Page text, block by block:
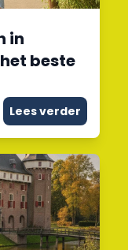
in
beste
Lees verder